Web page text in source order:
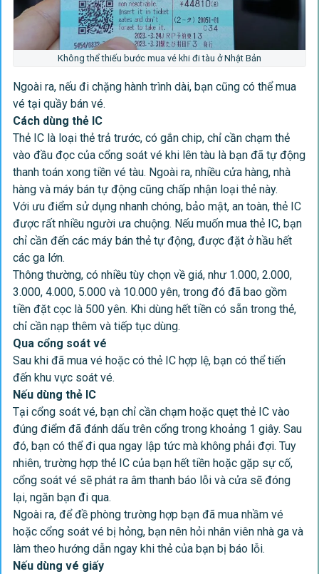
Không thể thiếu bước mua vé khi đi tàu ở Nhật Bản
Ngoài ra, nếu đi chặng hành trình dài, bạn cũng có thể mua
vé tại quầy bán vé.
Cách dùng thẻ IC
Thẻ IC là loại thẻ trả trước, có gắn chip, chỉ cần chạm thẻ
vào đầu đọc của cổng soát vé khi lên tàu là bạn đã tự động
thanh toán xong tiền vé tàu. Ngoài ra, nhiều cửa hàng, nhà
hàng và máy bán tự động cũng chấp nhận loại thẻ này.
Với ưu điểm sử dụng nhanh chóng, bảo mật, an toàn, thẻ IC
được rất nhiều người ưa chuộng. Nếu muốn mua thẻ IC, bạn
chỉ cần đến các máy bán thẻ tự động, được đặt ở hầu hết
các ga lớn.
Thông thường, có nhiều tùy chọn về giá, như 1.000, 2.000,
3.000, 4.000, 5.000 và 10.000 yên, trong đó đã bao gồm
tiền đặt cọc là 500 yên. Khi dùng hết tiền có sẵn trong thẻ,
chỉ cần nạp thêm và tiếp tục dùng.
Qua cổng soát vé
Sau khi đã mua vé hoặc có thẻ IC hợp lệ, bạn có thể tiến
đến khu vực soát vé.
Nếu dùng thẻ IC
Tại cổng soát vé, bạn chỉ cần chạm hoặc quẹt thẻ IC vào
đúng điểm đã đánh dấu trên cổng trong khoảng 1 giây. Sau
đó, bạn có thể đi qua ngay lập tức mà không phải đợi. Tuy
nhiên, trường hợp thẻ IC của bạn hết tiền hoặc gặp sự cố,
cổng soát vé sẽ phát ra âm thanh báo lỗi và cửa sẽ đóng
lại, ngăn bạn đi qua.
Ngoài ra, để đề phòng trường hợp bạn đã mua nhầm vé
hoặc cổng soát vé bị hỏng, bạn nên hỏi nhân viên nhà ga và
làm theo hướng dẫn ngay khi thẻ của bạn bị báo lỗi.
Nếu dùng vé giấy